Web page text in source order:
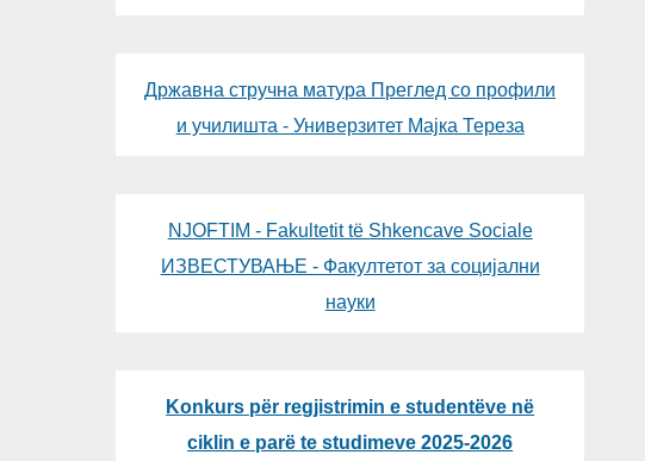
Државна стручна матура Преглед со профили
и училишта - Универзитет Мајка Тереза
NJOFTIM - Fakultetit të Shkencave Sociale
ИЗВЕСТУВАЊЕ - Факултетот за социјални
науки
Konkurs për regjistrimin e studentëve në
ciklin e parë te studimeve 2025-2026